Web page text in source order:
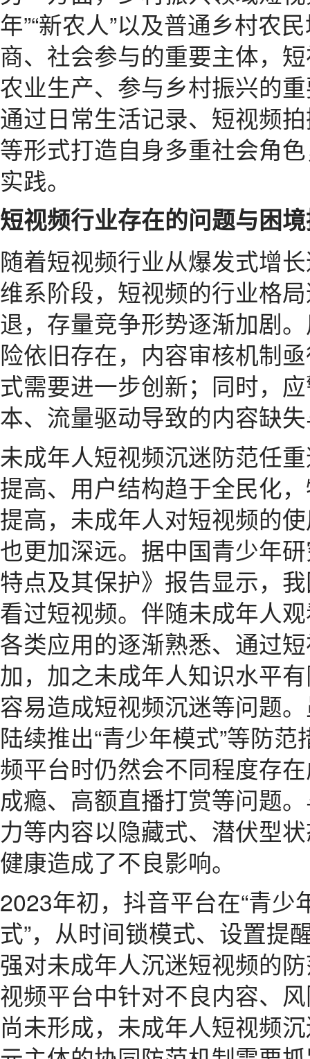
年”“新农人”以及普通乡村农
商、社会参与的重要主体，
农业生产、参与乡村振兴的
通过日常生活记录、短视频
等形式打造自身多重社会角
实践。
短视频行业存在的问题与困
随着短视频行业从爆发式增
维系阶段，短视频的行业格
退，存量竞争形势逐渐加剧
险依旧存在，内容审核机制
式需要进一步创新；同时，
本、流量驱动导致的内容缺
未成年人短视频沉迷防范任
提高、用户结构趋于全民化
提高，未成年人对短视频的
也更加深远。据中国青少年
特点及其保护》报告显示，
看过短视频。伴随未成年人
各类应用的逐渐熟悉、通过
加，加之未成年人知识水平
容易造成短视频沉迷等问题
陆续推出“青少年模式”等防
频平台时仍然会不同程度存
成瘾、高额直播打赏等问题
力等内容以隐藏式、潜伏型
健康造成了不良影响。
2023年初，抖音平台在“青少
式”，从时间锁模式、设置提
强对未成年人沉迷短视频的
视频平台中针对不良内容、
尚未形成，未成年人短视频